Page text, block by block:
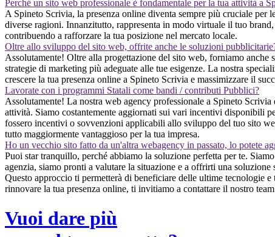
Perché un sito web professionale è fondamentale per la tua attività a
A Spineto Scrivia, la presenza online diventa sempre più cruciale
diverse ragioni. Innanzitutto, rappresenta in modo virtuale il tuo
contribuendo a rafforzare la tua posizione nel mercato locale.
Oltre allo sviluppo del sito web, offrite anche le soluzioni
Assolutamente! Oltre alla progettazione del sito web, forniamo
strategie di marketing più adeguate alle tue esigenze. La nostra
crescere la tua presenza online a Spineto Scrivia e massimizzare il
Lavorate con i programmi Statali come bandi / contributi Pubblici?
Assolutamente! La nostra web agency professionale a Spineto
attività. Siamo costantemente aggiornati sui vari incentivi disponibili
fossero incentivi o sovvenzioni applicabili allo sviluppo del tuo sito
tutto maggiormente vantaggioso per la tua impresa.
Ho un vecchio sito fatto da un'altra webagency in passato, lo potete
Puoi star tranquillo, perché abbiamo la soluzione perfetta per te.
agenzia, siamo pronti a valutare la situazione e a offrirti una
Questo approccio ti permetterà di beneficiare delle ultime tecnologie
rinnovare la tua presenza online, ti invitiamo a contattare il nostro
Vuoi dare più